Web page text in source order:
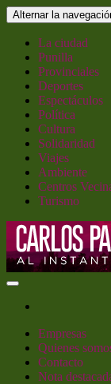
Saltar
al
contenido
Alternar la
La ciudad
Punilla
Provinciales
Deportes
Espectáculos
Política
Cultura
Solidaridad
Viajes
Ambiente
Centros
Turismo
Empresas
Quienes
Contacto
Nota